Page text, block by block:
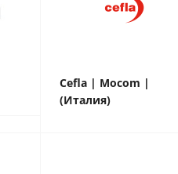
Cefla | Mocom |
(Италия)